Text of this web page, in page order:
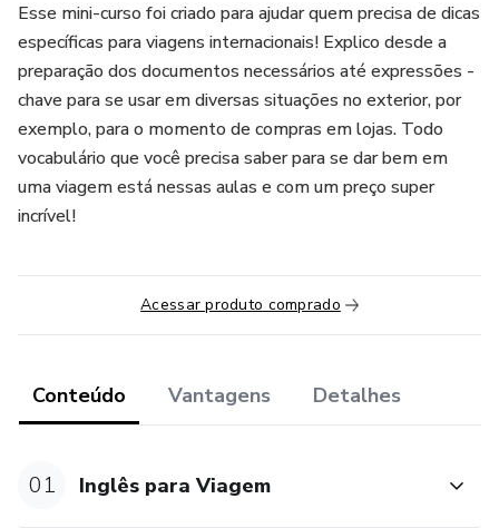
Esse mini-curso foi criado para ajudar quem precisa de dicas
específicas para viagens internacionais! Explico desde a
preparação dos documentos necessários até expressões -
chave para se usar em diversas situações no exterior, por
exemplo, para o momento de compras em lojas. Todo
vocabulário que você precisa saber para se dar bem em
uma viagem está nessas aulas e com um preço super
incrível!
Acessar produto comprado
Conteúdo Vantagens Detalhes
01 Inglês para Viagem